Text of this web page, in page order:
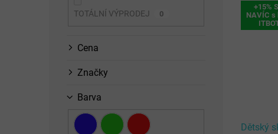
TOTÁLNÍ VÝPRODEJ 0
Cena
Značky
Barva
+15%
NAVÍC s
Dětský